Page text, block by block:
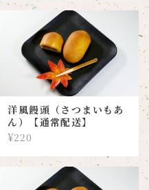
洋風饅頭（さつまいもあ
ん）【通常配送】
¥220